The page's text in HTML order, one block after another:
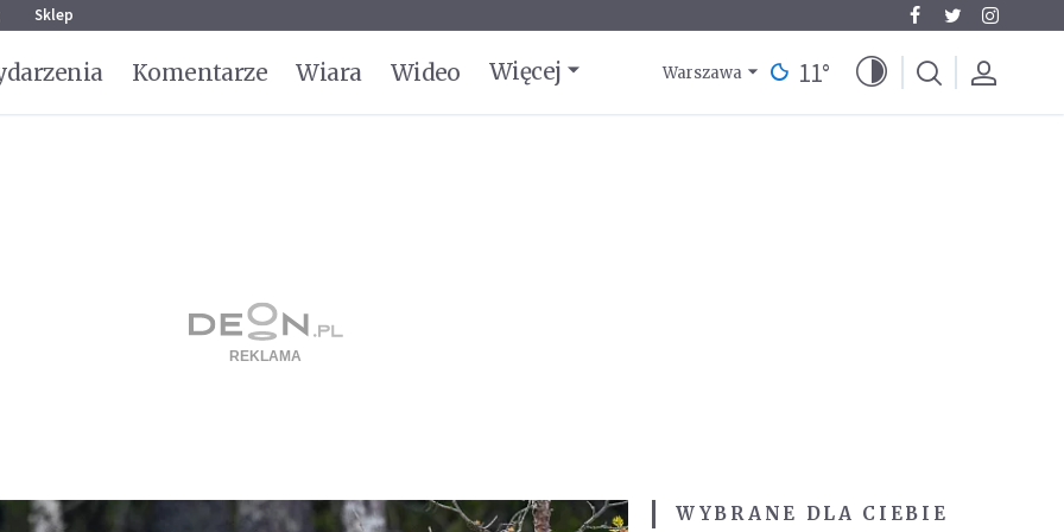
Sklep
Komentarze Wiara Wideo Więcej Warszawa 11°
WYBRANE DLA CIEBIE